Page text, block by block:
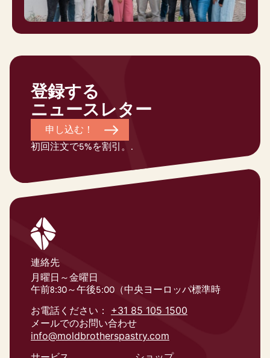
登録する
ニュースレター
申し込む！
初回注文で5%を割引。.
連絡先
月曜日～金曜日
午前8:30～午後5:00（中央ヨーロッパ標準時
お電話ください： +31 85 105 1500
メールでのお問い合わせ
info@moldbrotherspastry.com